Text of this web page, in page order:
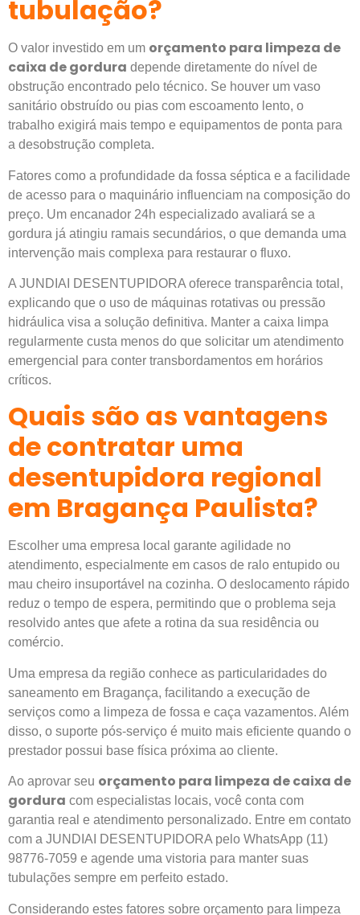
tubulação?
O valor investido em um orçamento para limpeza de
caixa de gordura depende diretamente do nível de
obstrução encontrado pelo técnico. Se houver um vaso
sanitário obstruído ou pias com escoamento lento, o
trabalho exigirá mais tempo e equipamentos de ponta para
a desobstrução completa.
Fatores como a profundidade da fossa séptica e a facilidade
de acesso para o maquinário influenciam na composição do
preço. Um encanador 24h especializado avaliará se a
gordura já atingiu ramais secundários, o que demanda uma
intervenção mais complexa para restaurar o fluxo.
A JUNDIAI DESENTUPIDORA oferece transparência total,
explicando que o uso de máquinas rotativas ou pressão
hidráulica visa a solução definitiva. Manter a caixa limpa
regularmente custa menos do que solicitar um atendimento
emergencial para conter transbordamentos em horários
críticos.
Quais são as vantagens
de contratar uma
desentupidora regional
em Bragança Paulista?
Escolher uma empresa local garante agilidade no
atendimento, especialmente em casos de ralo entupido ou
mau cheiro insuportável na cozinha. O deslocamento rápido
reduz o tempo de espera, permitindo que o problema seja
resolvido antes que afete a rotina da sua residência ou
comércio.
Uma empresa da região conhece as particularidades do
saneamento em Bragança, facilitando a execução de
serviços como a limpeza de fossa e caça vazamentos. Além
disso, o suporte pós-serviço é muito mais eficiente quando o
prestador possui base física próxima ao cliente.
Ao aprovar seu orçamento para limpeza de caixa de
gordura com especialistas locais, você conta com
garantia real e atendimento personalizado. Entre em contato
com a JUNDIAI DESENTUPIDORA pelo WhatsApp (11)
98776-7059 e agende uma vistoria para manter suas
tubulações sempre em perfeito estado.
Considerando estes fatores sobre orçamento para limpeza